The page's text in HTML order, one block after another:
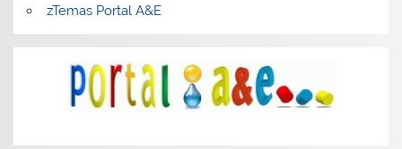
zTemas Portal A&E